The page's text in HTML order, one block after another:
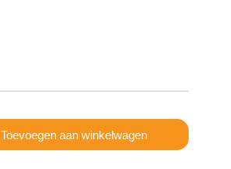
Toevoegen aan winkelwagen